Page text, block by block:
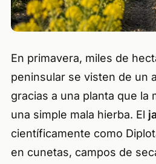
En primavera, miles de
peninsular se visten de un
gracias a una planta que la
una simple mala hierba. El
científicamente como
en cunetas, campos de